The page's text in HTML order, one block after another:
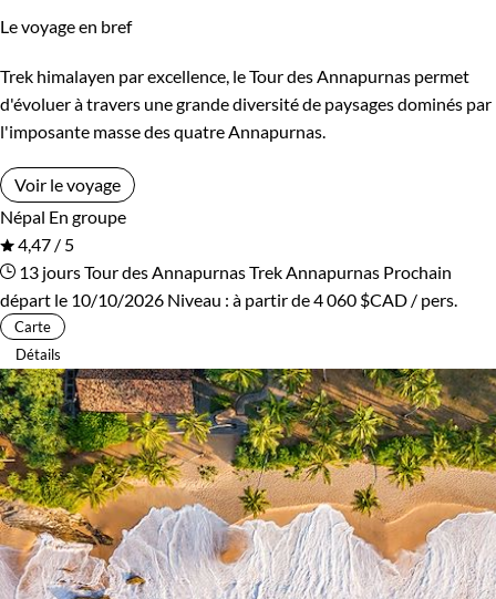
Kirghizistan
Macédoine
Malaisie
Maroc Martinique
Mauritanie Mexique
Mongolie Monténégro
Mozambique Namibie
Népal Nicaragua
Norvège Nouvelle-Zélande
Itinérance
Itinérant Semi-itinérant
Environnement
Désert Forêts, collines, rivières et lacs
Haute Montagne Montagne
Neige Patrimoine et Nature
Terres Polaires Volcans
Le voyage en bref
Trek himalayen par excellence, le Tour des Annapurnas permet
d'évoluer à travers une grande diversité de paysages dominés par
l'imposante masse des quatre Annapurnas.
Voir le voyage
Népal En groupe
4,47 / 5
13 joursTour des AnnapurnasTrek Annapurnas Prochain
départ le 10/10/2026 Niveau : à partir de4 060 $CAD / pers.
Carte
Détails